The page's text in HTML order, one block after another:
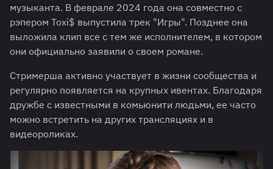
музыканта. В феврале 2024 года она совместно с
рэпером Toxi$ выпустила трек "Игры". Позднее она
выложила клип все с тем же исполнителем, в котором
они официально заявили о своем романе.
Стримерша активно участвует в жизни сообщества и
регулярно появляется на крупных ивентах. Благодаря
дружбе с известными в комьюнити людьми, ее часто
можно встретить на других трансляциях и в
видеороликах.